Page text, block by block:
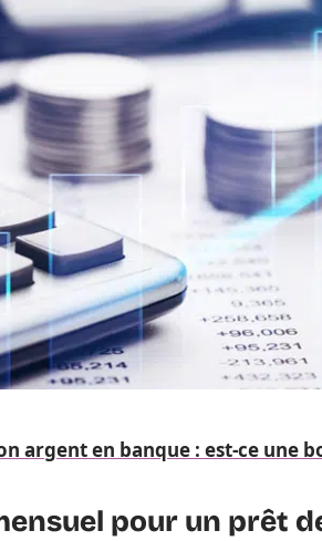
argent en banque : est-ce une
pour un prêt